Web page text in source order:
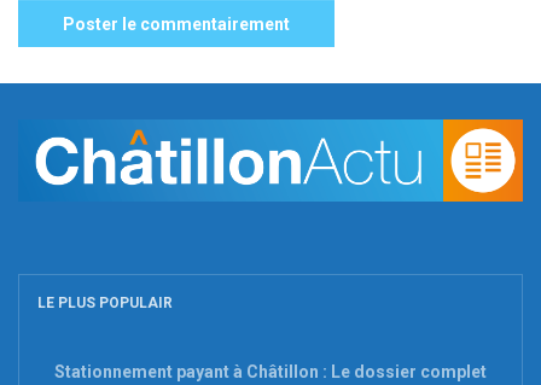
LE PLUS POPULAIR
Stationnement payant à Châtillon : Le dossier complet